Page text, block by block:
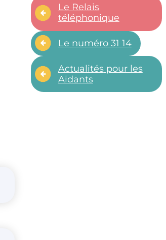
Le Relais
téléphonique
Le numéro 31 14
Actualitéspour les
Aidants